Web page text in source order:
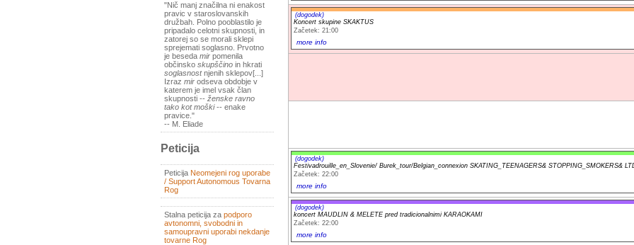
"Nič manj značilna ni enakost
pravic v staroslovanskih
družbah. Polno pooblastilo je
pripadalo celotni skupnosti, in
zatorej so se morali sklepi
sprejemati soglasno. Prvotno
je beseda mir pomenila
občinsko skupščino in hkrati
soglasnostnjenih sklepov[...]
Izraz mir odseva obdobje v
katerem je imel vsak član
skupnosti -- ženske ravno
tako kot moški-- enake
pravice."
-- M. Eliade
Peticija
Peticija Neomejeni rog uporabe
/ Support Autonomous Tovarna
Rog
Stalna peticija za podporo
avtonomni, svobodni in
samoupravni uporabi nekdanje
tovarne Rog
(dogodek)
Koncert skupine SKAKTUS
Začetek: 21:00
more info
(dogodek)
Festivadrouille_en_Slovenie/ Burek_tour/Belgian_connexion SKATING_TEENAGERS& STOPPING_SMOKERS&
Začetek: 22:00
more info
(dogodek)
koncert MAUDLIN & MELETE pred tradicionalnimi KARAOKAMI
Začetek: 22:00
more info